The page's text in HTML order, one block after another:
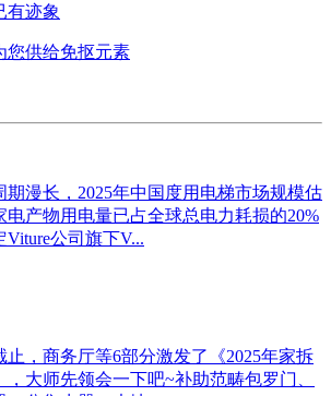
有迹象
您供给免抠元素
漫长，2025年中国度用电梯市场规模估
电产物用电量已占全球总电力耗损的20%
公司旗下V...
止，商务厅等6部分激发了《2025年家拆
大师先领会一下吧~补助范畴包罗门、